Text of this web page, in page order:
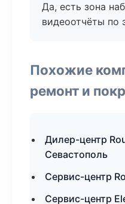
Да, есть зона
видеоотчёты по
Похожие
ремонт и
Дилер-центр
Севастополь
Сервис-центр
Сервис-центр